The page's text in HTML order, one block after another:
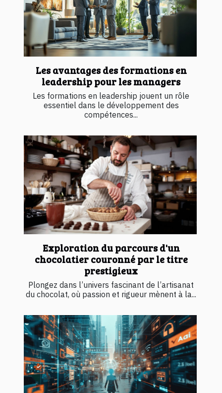
Les avantages des formations en
leadership pour les managers
Les formations en leadership jouent un rôle
essentiel dans le développement des
compétences...
Exploration du parcours d'un
chocolatier couronné par le titre
prestigieux
Plongez dans l’univers fascinant de l’artisanat
du chocolat, où passion et rigueur mènent à la...